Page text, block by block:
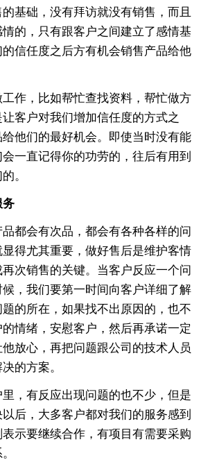
基础，没有拜访就没有销售，而且
的，只有跟客户之间建立了感情基
信任度之后方有机会销售产品给他
，比如帮忙查找资料，帮忙做方
客户对我们增加信任度的方式之
他们的最好机会。即使当时没有能
一直记得你的功劳的，往后有用到
。
会有次品，都会有各种各样的问
得尤其重要，做好售后是维护客情
次销售的关键。当客户反应一个问
，我们要第一时间向客户详细了解
的所在，如果找不出原因的，也不
情绪，安慰客户，然后再承诺一定
放心，再把问题跟公司的技术人员
的方案。
有反应出现问题的也不少，但是
后，大多客户都对我们的服务感到
示要继续合作，有项目有需要采购